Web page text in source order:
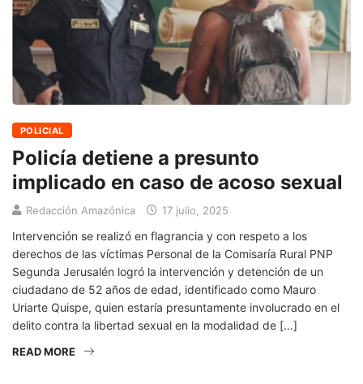
POLICIAL
Policía detiene a presunto
implicado en caso de acoso sexual
Redacción Amazónica 17 julio, 2025
Intervención se realizó en flagrancia y con respeto a los
derechos de las víctimas Personal de la Comisaría Rural PNP
Segunda Jerusalén logró la intervención y detención de un
ciudadano de 52 años de edad, identificado como Mauro
Uriarte Quispe, quien estaría presuntamente involucrado en el
delito contra la libertad sexual en la modalidad de […]
READ MORE